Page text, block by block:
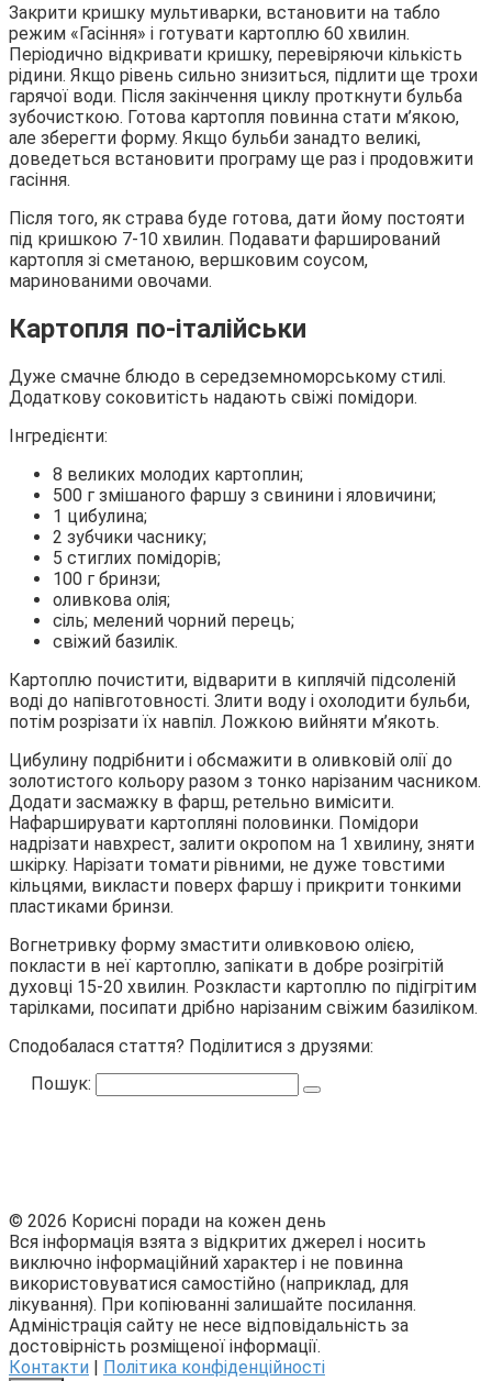
Закрити кришку мультиварки, встановити на табло
режим «Гасіння» і готувати картоплю 60 хвилин.
Періодично відкривати кришку, перевіряючи кількість
рідини. Якщо рівень сильно знизиться, підлити ще трохи
гарячої води. Після закінчення циклу проткнути бульба
зубочисткою. Готова картопля повинна стати м’якою,
але зберегти форму. Якщо бульби занадто великі,
доведеться встановити програму ще раз і продовжити
гасіння.
Після того, як страва буде готова, дати йому постояти
під кришкою 7-10 хвилин. Подавати фарширований
картопля зі сметаною, вершковим соусом,
маринованими овочами.
Картопля по-італійськи
Дуже смачне блюдо в середземноморському стилі.
Додаткову соковитість надають свіжі помідори.
Інгредієнти:
8 великих молодих картоплин;
500 г змішаного фаршу з свинини і яловичини;
1 цибулина;
2 зубчики часнику;
5 стиглих помідорів;
100 г бринзи;
оливкова олія;
сіль; мелений чорний перець;
свіжий базилік.
Картоплю почистити, відварити в киплячій підсоленій
воді до напівготовності. Злити воду і охолодити бульби,
потім розрізати їх навпіл. Ложкою вийняти м’якоть.
Цибулину подрібнити і обсмажити в оливковій олії до
золотистого кольору разом з тонко нарізаним часником.
Додати засмажку в фарш, ретельно вимісити.
Нафарширувати картопляні половинки. Помідори
надрізати навхрест, залити окропом на 1 хвилину, зняти
шкірку. Нарізати томати рівними, не дуже товстими
кільцями, викласти поверх фаршу і прикрити тонкими
пластиками бринзи.
Вогнетривку форму змастити оливковою олією,
покласти в неї картоплю, запікати в добре розігрітій
духовці 15-20 хвилин. Розкласти картоплю по підігрітим
тарілками, посипати дрібно нарізаним свіжим базиліком.
Сподобалася стаття? Поділитися з друзями:
Пошук:
© 2026 Корисні поради на кожен день
Вся інформація взята з відкритих джерел і носить
виключно інформаційний характер і не повинна
використовуватися самостійно (наприклад, для
лікування). При копіюванні залишайте посилання.
Адміністрація сайту не несе відповідальність за
достовірність розміщеної інформації.
Контакти | Політика конфіденційності